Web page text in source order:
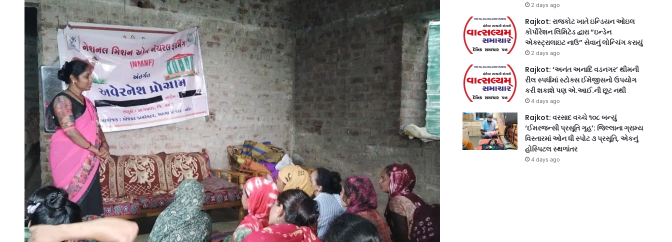
2 days ago
Rajkot: રાજકોટ ખાતે ઇન્ડિયન ઓઇલ
કોર્પોરેશન લિમિટેડ દ્વારા “ઇન્ડેન
એક્સ્ટ્રાલાઇટ નાઉ” સેવાનું લોન્ચિંગ કરાયું
2 days ago
Rajkot: ‘અનંત અનાદિ વડનગર’ થીમની
રીલ સ્પર્ધામાં સ્ટોક્સ ઈમેજીસનો ઉપયોગ
કરી શકાશે પણ એ.આઈ.ની છૂટ નથી
4 days ago
Rajkot: વરસાદ વચ્ચે ૧૦૮ બન્યું
‘ઈમરજન્સી પ્રસૂતિ ગૃહ’: જિલ્લાના ગ્રામ્ય
વિસ્તારમાં ઓન ધી સ્પોટ ૩ પ્રસૂતિ, એકનું
હોસ્પિટલ સ્થળાંતર
4 days ago